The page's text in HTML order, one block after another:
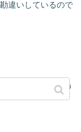
勘違いしているので
があるんでしょう